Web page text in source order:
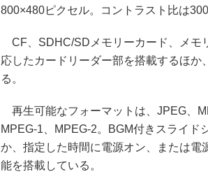
800×480ピクセル。コントラスト比は
CF、SDHC/SDメモリーカード、メモ
応したカードリーダー部を搭載するほか
る。
再生可能なフォーマットは、JPEG、
MPEG-1、MPEG-2。BGM付きスライド
か、指定した時間に電源オン、または
能を搭載している。